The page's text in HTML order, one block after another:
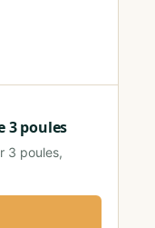
3 poules
3 poules,